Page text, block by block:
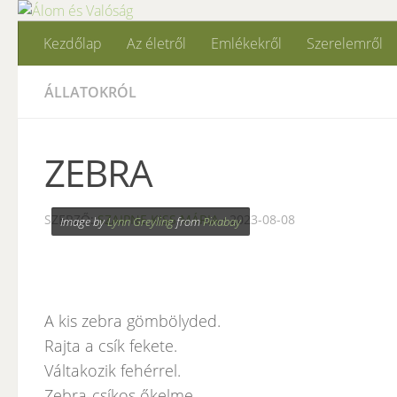
Skip to content
Kezdőlap
Az életről Emlékekről Szerelemről
ÁLLATOKRÓL
ZEBRA
SZERZŐ:SZAIPNE KISS MÁRIA ·2023-08-08
Image byLynn GreylingfromPixabay
A kis zebra gömbölyded.
Rajta a csík fekete.
Váltakozik fehérrel.